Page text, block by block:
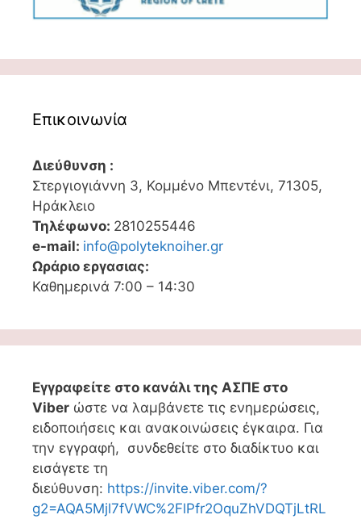
Επικοινωνία
Διεύθυνση :
Στεργιογιάννη 3, Κομμένο Μπεντένι, 71305,
Ηράκλειο
Τηλέφωνο: 2810255446
e-mail: info@polyteknoiher.gr
Ωράριο εργασιας:
Καθημερινά 7:00 – 14:30
Εγγραφείτε στο κανάλι της ΑΣΠΕ στο
Viber ώστε να λαμβάνετε τις ενημερώσεις,
ειδοποιήσεις και ανακοινώσεις έγκαιρα. Για
την εγγραφή, συνδεθείτε στο διαδίκτυο και
εισάγετε τη
διεύθυνση: https://invite.viber.com/?
g2=AQA5Mjl7fVWC%2FlPfr2OquZhVDQTjLtRL